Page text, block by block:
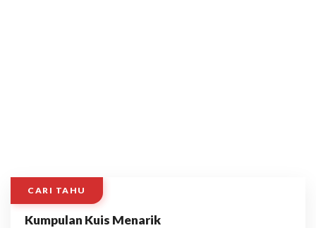
CARI TAHU
Kumpulan Kuis Menarik